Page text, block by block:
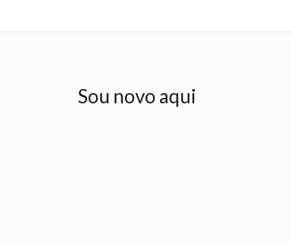
Sou novo aqui